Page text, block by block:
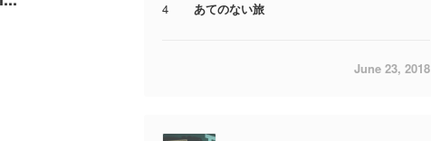
4 あてのない旅
June 23, 2018